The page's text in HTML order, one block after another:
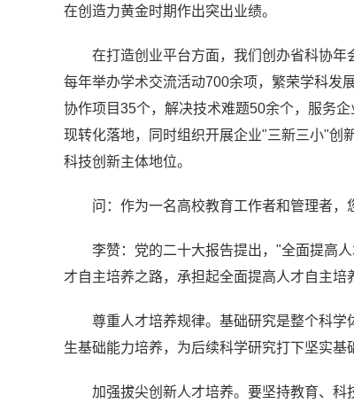
在创造力黄金时期作出突出业绩。
在打造创业平台方面，我们创办省科协
每年举办学术交流活动700余项，繁荣学科发
协作项目35个，解决技术难题50余个，服务
现转化落地，同时组织开展企业"三新三小"创
科技创新主体地位。
问：作为一名高校教育工作者和管理者，
李赞：党的二十大报告提出，"全面提高
才自主培养之路，承担起全面提高人才自主培
尊重人才培养规律。基础研究是整个科
生基础能力培养，为后续科学研究打下坚实基
加强拔尖创新人才培养。要坚持教育、